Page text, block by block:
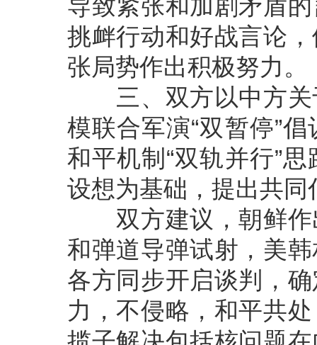
导致紧张和加剧矛盾
挑衅行动和好战言论
张局势作出积极努力。
三、双方以中方关
模联合军演“双暂停”
和平机制“双轨并行”
设想为基础，提出共同
双方建议，朝鲜作
和弹道导弹试射，美
各方同步开启谈判，
力，不侵略，和平共